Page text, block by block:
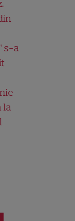
s-a
la